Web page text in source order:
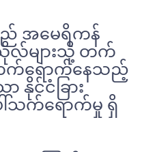
အမေရိကန်
လ်များသို့ တက်
ရောက်နေသည့်
ာ နိုင်ငံခြား
ေါ်သက်ရောက်မှု ရှိ